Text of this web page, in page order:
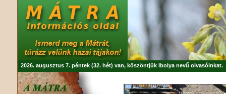
2026. augusztus 7. péntek (32. hét) van, köszöntjük Ibolya nevű olvasóinkat.